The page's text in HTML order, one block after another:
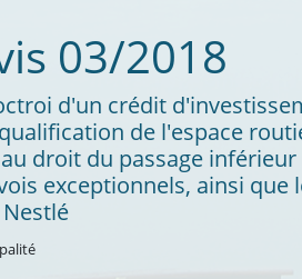
03/2018
d'un crédit
de l'espace
droit du passage
exceptionnels, ainsi